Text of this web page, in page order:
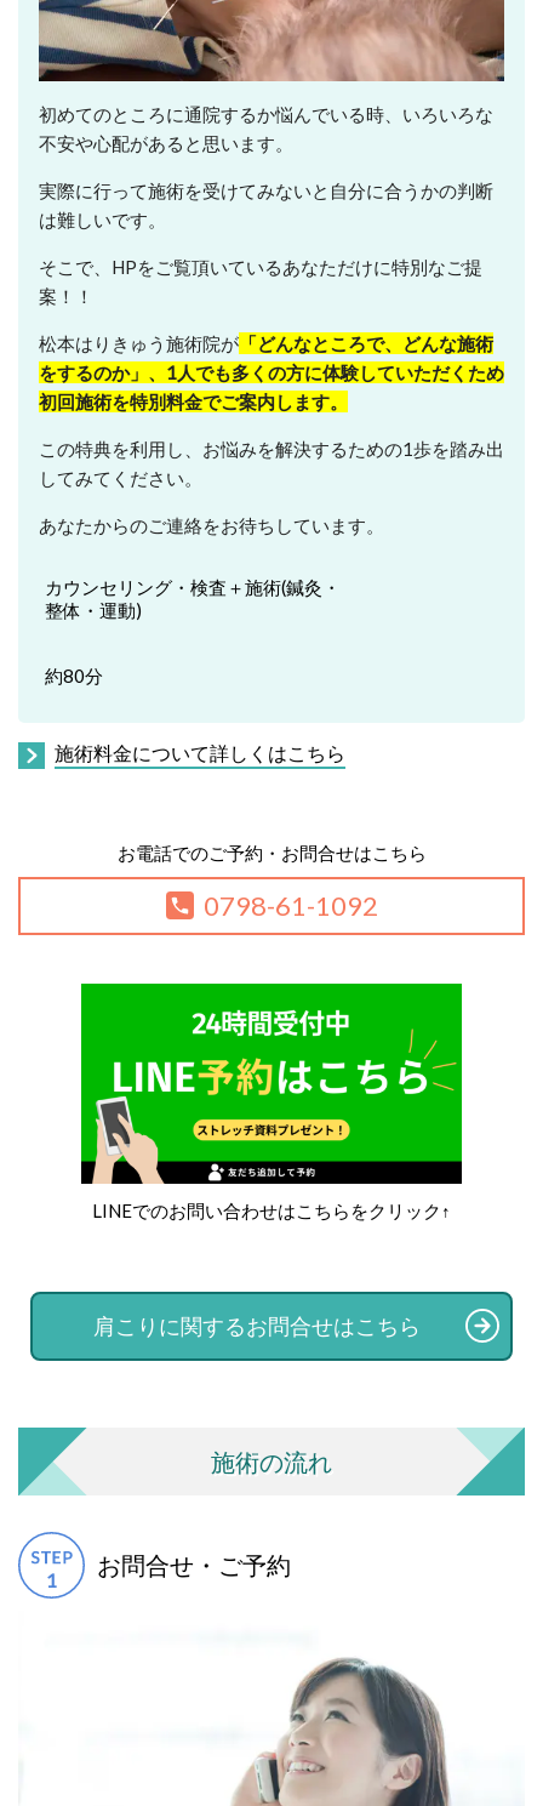
初めてのところに通院するか悩んでいる時、いろいろな
不安や心配があると思います。
実際に行って施術を受けてみないと自分に合うかの判断
は難しいです。
そこで、HPをご覧頂いているあなただけに特別なご提
案！！
松本はりきゅう施術院が「どんなところで、どんな施術
をするのか」、1人でも多くの方に体験していただくため
初回施術を特別料金でご案内します。
この特典を利用し、お悩みを解決するための1歩を踏み出
してみてください。
あなたからのご連絡をお待ちしています。
カウンセリング・検査＋施術(鍼灸・
整体・運動)
約80分
施術料金について詳しくはこちら
お電話でのご予約・お問合せはこちら
0798-61-1092
LINEでのお問い合わせはこちらをクリック↑
肩こりに関するお問合せはこちら
施術の流れ
お問合せ・ご予約